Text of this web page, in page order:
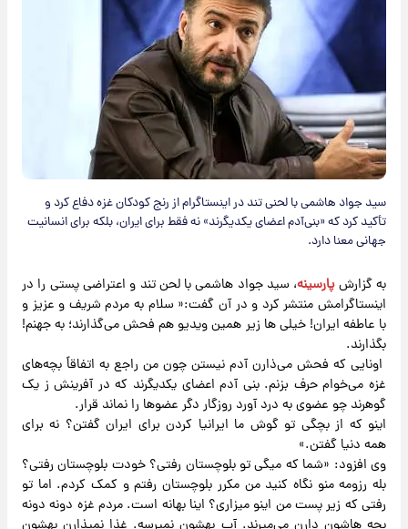
سید جواد هاشمی با لحنی تند در اینستاگرام از رنج کودکان غزه دفاع کرد و
تأکید کرد که «بنی‌آدم اعضای یکدیگرند» نه فقط برای ایران، بلکه برای انسانیت
جهانی معنا دارد.
به گزارشپارسینه، سید جواد هاشمی با لحن تند و اعتراضی پستی را در
اینستاگرامش منتشر کرد و در آن گفت:« سلام به مردم شریف و عزیز و
با عاطفه ایران! خیلی ها زیر همین ویدیو هم فحش می‌گذارند؛ به جهنم!
بگذارند.
اونایی که فحش می‌ذارن آدم نیستن چون من راجع به اتفاقاً بچه‌های
غزه می‌خوام حرف بزنم. بنی آدم اعضای یکدیگرند که در آفرینش ز یک
گوهرند چو عضوی به درد آورد روزگار دگر عضوها را نماند قرار.
اینو که از بچگی تو گوش ما ایرانیا کردن برای ایران گفتن؟ نه برای
همه دنیا گفتن.»
وی افزود: «شما که میگی تو بلوچستان رفتی؟ خودت بلوچستان رفتی؟
بله رزومه منو نگاه کنید من مکرر بلوچستان رفتم و کمک کردم. اما تو
رفتی که زیر پست من اینو میزاری؟ اینا بهانه است. مردم غزه دونه دونه